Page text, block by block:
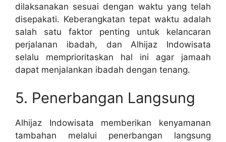
dilaksanakan sesuai dengan waktu yang telah
disepakati. Keberangkatan tepat waktu adalah
salah satu faktor penting untuk kelancaran
perjalanan ibadah, dan Alhijaz Indowisata
selalu memprioritaskan hal ini agar jamaah
dapat menjalankan ibadah dengan tenang.
5. Penerbangan Langsung
Alhijaz Indowisata memberikan kenyamanan
tambahan melalui penerbangan langsung